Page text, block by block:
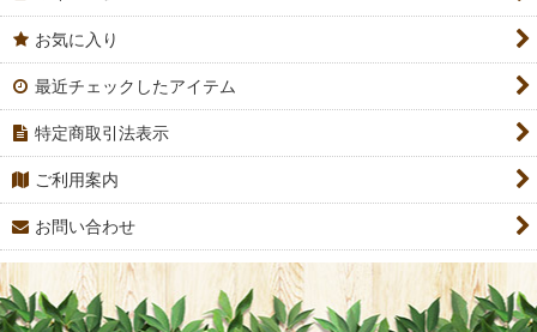
お気に入り
最近チェックしたアイテム
特定商取引法表示
ご利用案内
お問い合わせ